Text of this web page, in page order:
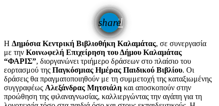
share
email
Η Δημόσια Κεντρική Βιβλιοθήκη Καλαμάτας, σε συνεργασία
με την Κοινωφελή Επιχείρηση του Δήμου Καλαμάτας
“ΦΑΡΙΣ”, διοργανώνει τριήμερο δράσεων στο πλαίσιο του
εορτασμού της Παγκόσμιας Ημέρας Παιδικού Βιβλίου. Οι
δράσεις θα πραγματοποιηθούν με τη συμμετοχή της καταξιωμένης
συγγραφέως Αλεξάνδρας Μητσιάλη και αποσκοπούν στην
προώθηση της φιλαναγνωσίας, καλλιεργώντας την αγάπη για τη